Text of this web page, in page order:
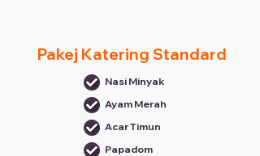
Pakej Katering Standard
Nasi Minyak
Ayam Merah
Acar Timun
Papadom